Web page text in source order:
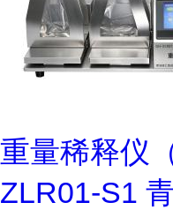
重量稀释仪
ZLR01-S1